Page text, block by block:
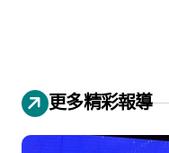
更多精彩報導